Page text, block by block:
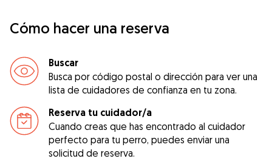
Cómo hacer una reserva
Buscar
Busca por código postal o dirección para ver una
lista de cuidadores de confianza en tu zona.
Reserva tu cuidador/a
Cuando creas que has encontrado al cuidador
perfecto para tu perro, puedes enviar una
solicitud de reserva.